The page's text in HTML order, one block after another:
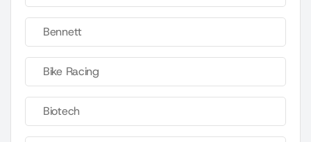
Bennett
Bike Racing
Biotech